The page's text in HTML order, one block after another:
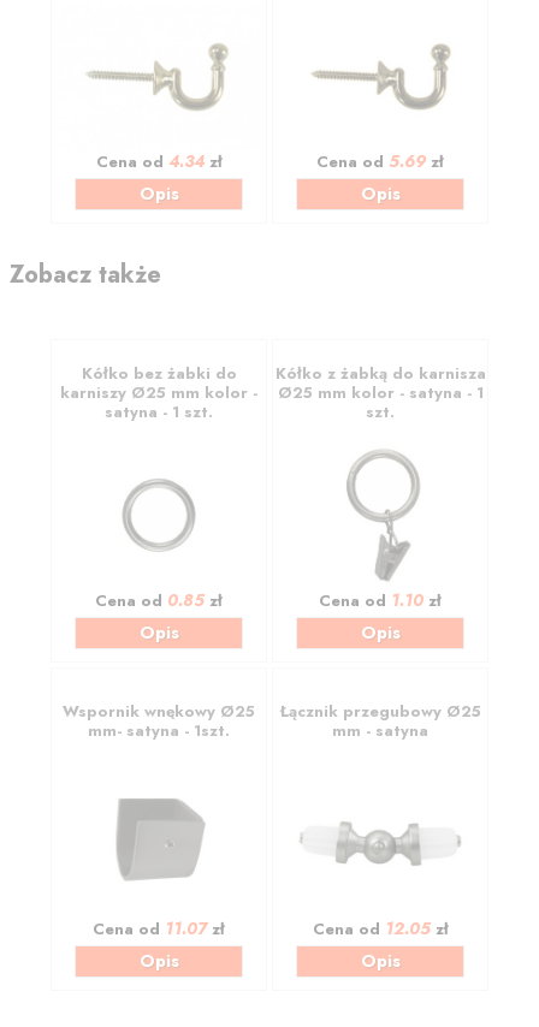
Cena od 4.34zł
Opis
Cena od 5.69 zł
Opis
Zobacz także
Kółko bez żabki do
karniszy Ø25 mm kolor -
satyna - 1 szt.
Cena od 0.85 zł
Opis
Kółko z żabką do karnisza
Ø25 mm kolor - satyna - 1
szt.
Cena od 1.10 zł
Opis
Wspornik wnękowy Ø25
mm- satyna - 1szt.
Cena od 11.07zł
Opis
Łącznik przegubowy Ø25
mm - satyna
Cena od 12.05zł
Opis